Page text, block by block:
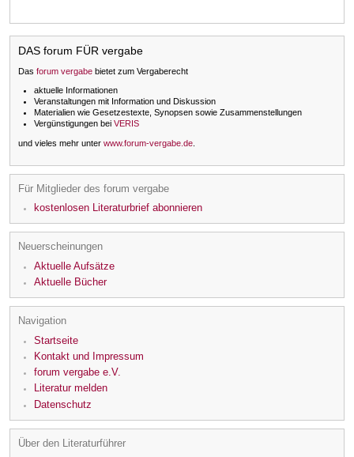
DAS forum FÜR vergabe
Das forum vergabe bietet zum Vergaberecht
aktuelle Informationen
Veranstaltungen mit Information und Diskussion
Materialien wie Gesetzestexte, Synopsen sowie Zusammenstellungen
Vergünstigungen bei VERIS
und vieles mehr unter www.forum-vergabe.de
Für Mitglieder des forum vergabe
kostenlosen Literaturbrief abonnieren
Neuerscheinungen
Aktuelle Aufsätze
Aktuelle Bücher
Navigation
Startseite
Kontakt und Impressum
forum vergabe e.V.
Literatur melden
Datenschutz
Über den Literaturführer